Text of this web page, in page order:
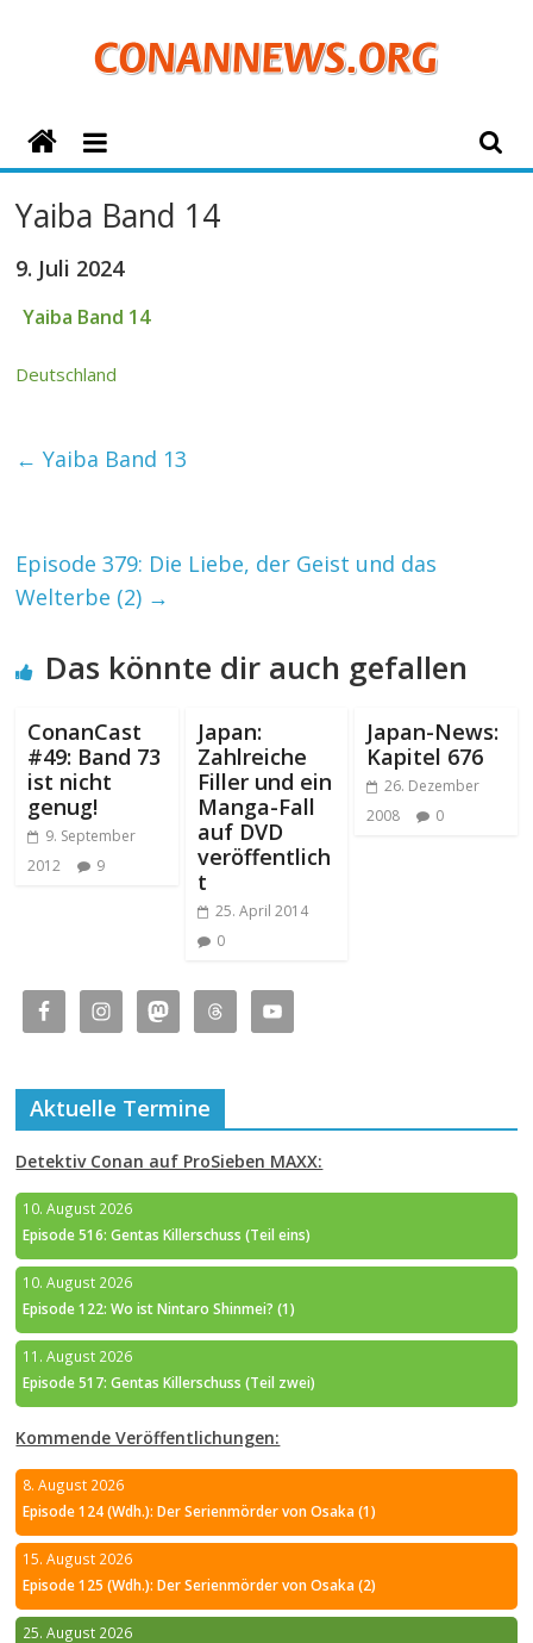
ConanNews.org
Conan
Yaiba Band 14
9. Juli 2024
Yaiba Band 14
Deutschland
← Yaiba Band 13
Episode 379: Die Liebe, der Geist und das
Welterbe (2) →
Das könnte dir auch gefallen
ConanCast
#49: Band 73
ist nicht
genug!
9. September
2012
9
Japan:
Zahlreiche
Filler und ein
Manga-Fall
auf DVD
veröffentlich
t
25. April 2014
0
Japan-News:
Kapitel 676
26. Dezember
2008
0
Aktuelle Termine
Detektiv Conan auf ProSieben MAXX:
10. August 2026
Episode 516: Gentas Killerschuss (Teil eins)
10. August 2026
Episode 122: Wo ist Nintaro Shinmei? (1)
11. August 2026
Episode 517: Gentas Killerschuss (Teil zwei)
Kommende Veröffentlichungen:
8. August 2026
Episode 124 (Wdh.): Der Serienmörder von Osaka (1)
15. August 2026
Episode 125 (Wdh.): Der Serienmörder von Osaka (2)
25. August 2026